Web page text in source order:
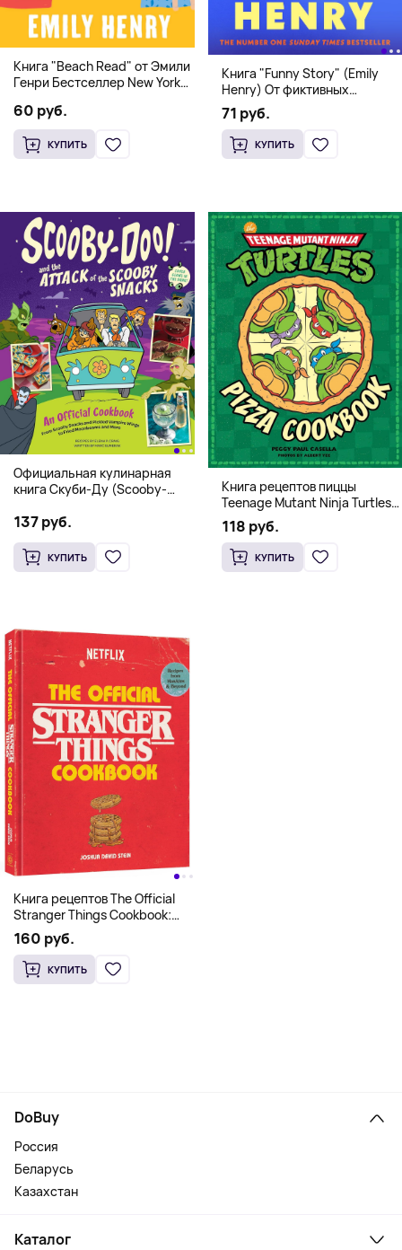
Книга "Beach Read" от Эмили
Генри Бестселлер New York
60 руб.
КУПИТЬ
Книга "Funny Story" (Emily
Henry) От фиктивных
свиданий к реальной любви
71 руб.
КУПИТЬ
Официальная кулинарная
книга Скуби-Ду (Scooby-
Scooby Snacks), Твердый
137 руб.
КУПИТЬ
Книга рецептов пиццы
Teenage Mutant Ninja Turtles
Pizza Cookbook (На
английском)
118 руб.
КУПИТЬ
Книга рецептов The Official
Stranger Things Cookbook:
Recipes from Hawkins and
Beyond (На английском)
160 руб.
КУПИТЬ
DoBuy
Россия
Беларусь
Казахстан
Каталог